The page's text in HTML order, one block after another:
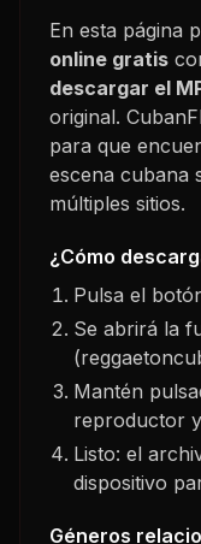
En esta página
online gratis
descargar el
original.
para que
escena cubana
múltiples sitios.
¿Cómo
Pulsa el
Se abrirá la
Mantén
reproductor
Listo: el
dispositivo
Géneros